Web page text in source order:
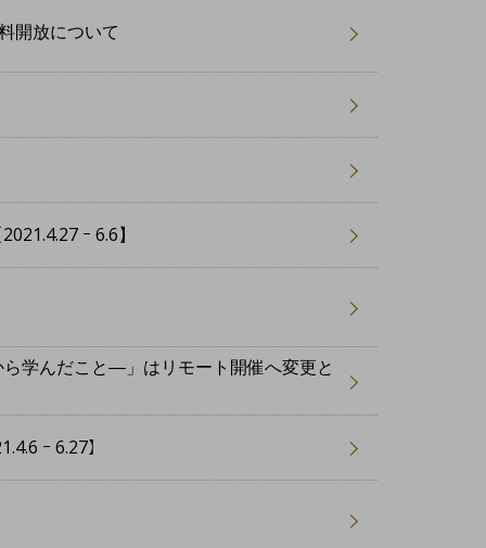
開放について
ｰ 6.6】
学んだこと―」はリモート開催へ変更と
ｰ 6.27】